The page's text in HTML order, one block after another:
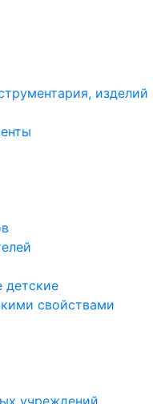
изделий
детские
свойствами
учреждений